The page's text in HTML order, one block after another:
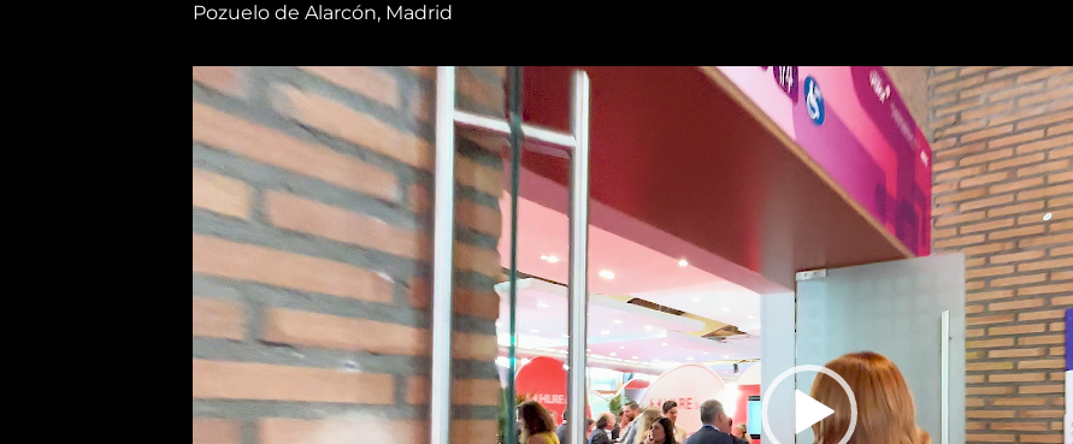
Pozuelo de Alarcón, Madrid
Reproductor
de
vídeo